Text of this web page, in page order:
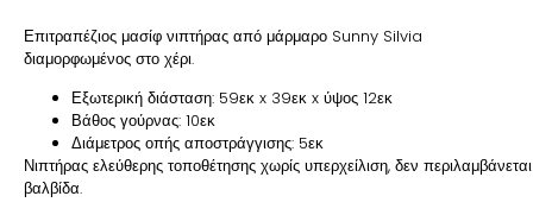
Επιτραπέζιος μασίφ νιπτήρας από μάρμαρο Sunny Silvia
διαμορφωμένος στο χέρι.
Εξωτερική διάσταση: 59εκ x 39εκ x ύψος 12εκ
Βάθος γούρνας: 10εκ
Διάμετρος οπής αποστράγγισης: 5εκ
Νιπτήρας ελεύθερης τοποθέτησης χωρίς υπερχείλιση, δεν περιλαμβάνεται
βαλβίδα.